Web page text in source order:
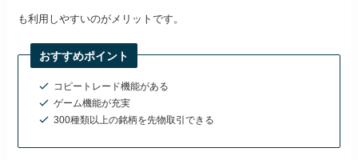
も利用しやすいのがメリットです。
おすすめポイント
コピートレード機能がある
ゲーム機能が充実
300種類以上の銘柄を先物取引できる